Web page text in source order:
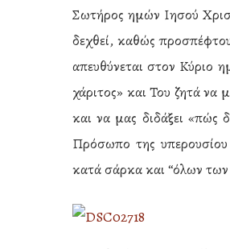
Σωτήρος ημών Ιησού
δεχθεί, καθώς
απευθύνεται στον Κύριο
χάριτος» και Του ζητά
και να μας διδάξει «πώς
Πρόσωπο της
κατά σάρκα και “όλων